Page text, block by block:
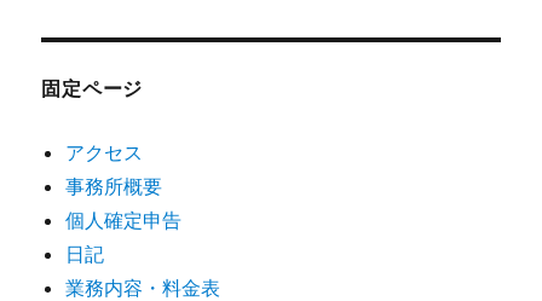
固定ページ
アクセス
事務所概要
個人確定申告
日記
業務内容・料金表